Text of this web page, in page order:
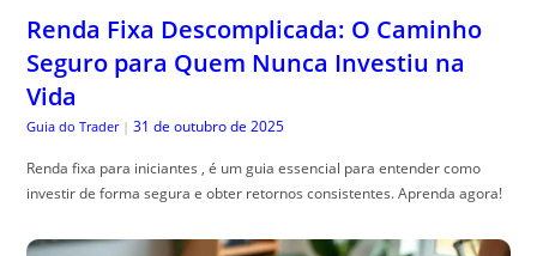
Renda Fixa Descomplicada: O Caminho
Seguro para Quem Nunca Investiu na
Vida
Guia do Trader | 31 de outubro de 2025
Renda fixa para iniciantes , é um guia essencial para entender como
investir de forma segura e obter retornos consistentes. Aprenda agora!